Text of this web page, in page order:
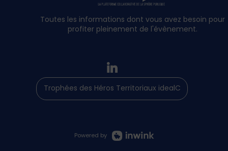
Toutes les informations dont vous avez besoin pour
profiter pleinement de l'évènement.
Trophées des Héros Territoriaux idealCO
Powered by